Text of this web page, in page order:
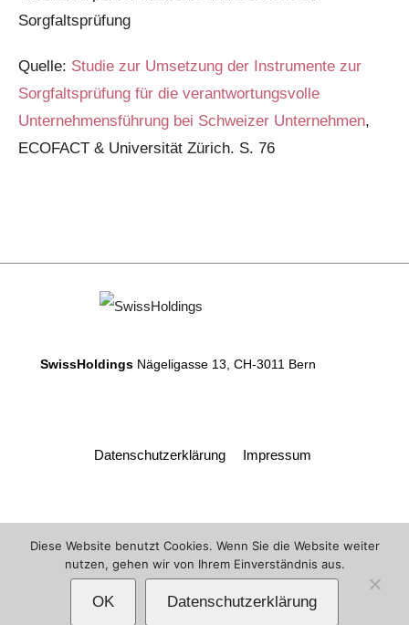
Sorgfaltsprüfung
Quelle: Studie zur Umsetzung der Instrumente zur
Sorgfaltsprüfung für die verantwortungsvolle
Unternehmensführung bei Schweizer Unternehmen,
ECOFACT & Universität Zürich. S. 76
SwissHoldings Nägeligasse 13, CH-3011 Bern
Datenschutzerklärung Impressum
Diese Website benutzt Cookies. Wenn Sie die Website weiter
nutzen, gehen wir von Ihrem Einverständnis aus.
OK Datenschutzerklärung